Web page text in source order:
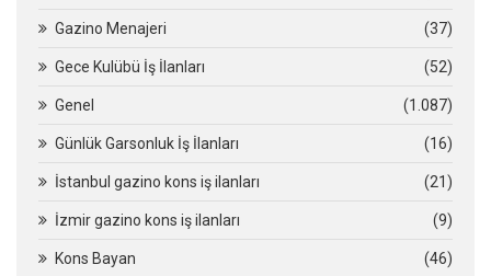
Gazino Menajeri (37)
Gece Kulübü İş İlanları (52)
Genel (1.087)
Günlük Garsonluk İş İlanları (16)
İstanbul gazino kons iş ilanları (21)
İzmir gazino kons iş ilanları (9)
Kons Bayan (46)